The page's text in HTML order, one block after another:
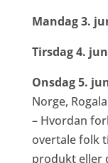
Mandag 3.
Tirsdag 4.
Onsdag 5.
Norge,
– Hvordan
overtale folk
produkt eller